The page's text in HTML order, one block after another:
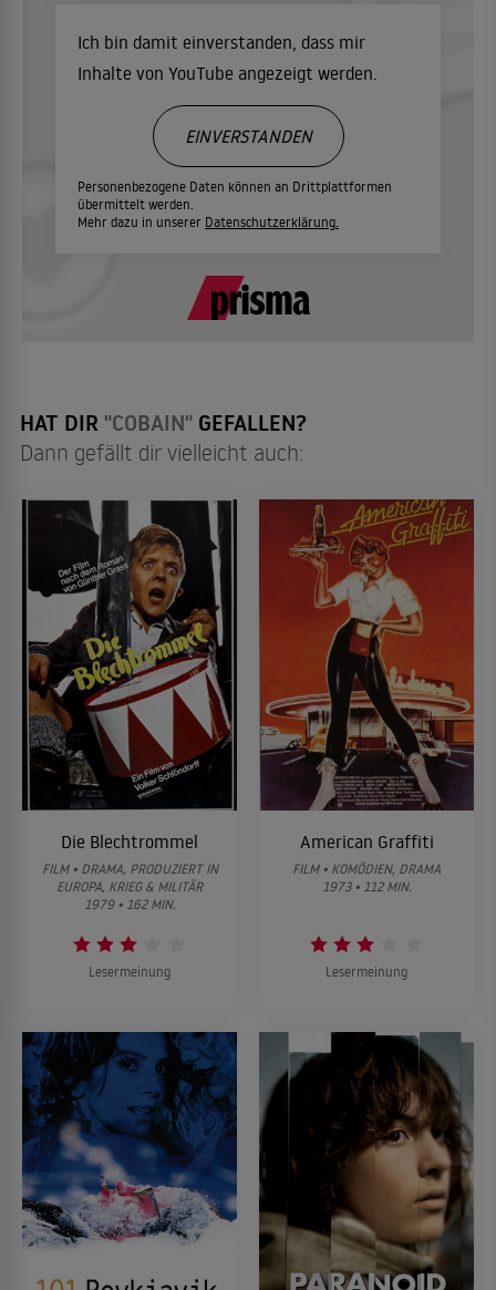
Ich bin damit einverstanden, dass mir
Inhalte von YouTube angezeigt werden.
Personenbezogene Daten können an Drittplattformen
übermittelt werden.
Mehr dazu in unserer Datenschutzerklärung.
EINVERSTANDEN
HAT DIR "COBAIN" GEFALLEN?
Dann gefällt dir vielleicht auch:
Die Blechtrommel
FILM • DRAMA, PRODUZIERT IN
EUROPA, KRIEG & MILITÄR
1979 • 162 MIN.
Lesermeinung
American Graffiti
FILM • KOMÖDIEN, DRAMA
1973 • 112 MIN.
Lesermeinung